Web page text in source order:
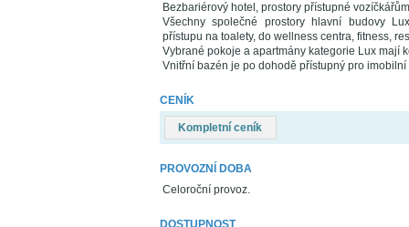
Bezbariérový hotel, prostory přístupné
Všechny společné prostory hlavní budovy
přístupu na toalety, do wellness centra, fitness,
Vybrané pokoje a apartmány kategorie Lux mají
Vnitřní bazén je po dohodě přístupný pro
CENÍK
Kompletní ceník
PROVOZNÍ DOBA
Celoroční provoz.
DOSTUPNOST